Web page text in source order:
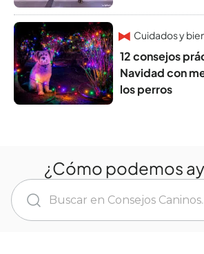
Cuidados y
12 consejos
Navidad con
los perros
¿Cómo podemos